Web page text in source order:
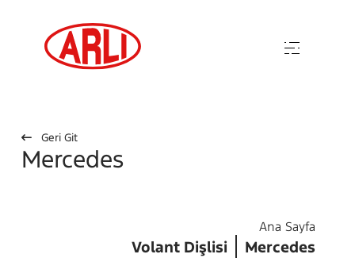
Geri Git
Mercedes
Ana Sayfa
Volant Dişlisi Mercedes